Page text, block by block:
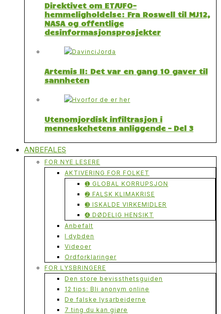
Direktivet om ET/UFO-
hemmeligholdelse: Fra Roswell til MJ12,
NASA og offentlige
desinformasjonsprosjekter
Artemis II: Det var en gang 10 gaver til
sannheten
Utenomjordisk infiltrasjon i
menneskehetens anliggende – Del 3
ANBEFALES
FOR NYE LESERE
AKTIVERING FOR FOLKET
➊ GLOBAL KORRUPSJON
➋ FALSK KLIMAKRISE
➌ ISKALDE VIRKEMIDLER
➍ DØDELIG HENSIKT
Anbefalt
I dybden
Videoer
Ordforklaringer
FOR LYSBRINGERE
Den store bevissthetsguiden
12 tips: Bli anonym online
De falske lysarbeiderne
7 ting du kan gjøre